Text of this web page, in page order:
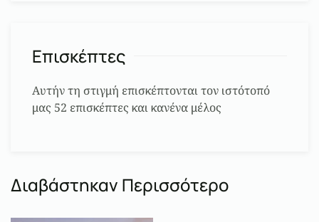
Επισκέπτες
Αυτήν τη στιγμή επισκέπτονται τον ιστότοπό
μας 52 επισκέπτες και κανένα μέλος
Διαβάστηκαν Περισσότερο